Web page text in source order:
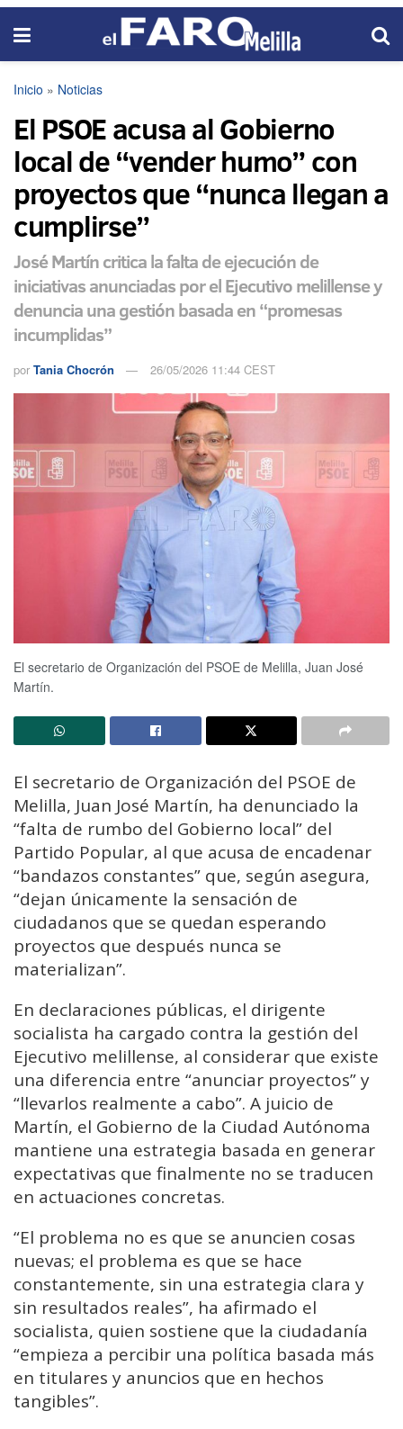
Inicio » Noticias
El PSOE acusa al Gobierno
local de “vender humo” con
proyectos que “nunca llegan a
cumplirse”
José Martín critica la falta de ejecución de
iniciativas anunciadas por el Ejecutivo melillense y
denuncia una gestión basada en “promesas
incumplidas”
por Tania Chocrón 26/05/2026 11:44 CEST
El secretario de Organización del PSOE de Melilla, Juan José
Martín.
El secretario de Organización del PSOE de
Melilla, Juan José Martín, ha denunciado la
“falta de rumbo del Gobierno local” del
Partido Popular, al que acusa de encadenar
“bandazos constantes” que, según asegura,
“dejan únicamente la sensación de
ciudadanos que se quedan esperando
proyectos que después nunca se
materializan”.
En declaraciones públicas, el dirigente
socialista ha cargado contra la gestión del
Ejecutivo melillense, al considerar que existe
una diferencia entre “anunciar proyectos” y
“llevarlos realmente a cabo”. A juicio de
Martín, el Gobierno de la Ciudad Autónoma
mantiene una estrategia basada en generar
expectativas que finalmente no se traducen
en actuaciones concretas.
“El problema no es que se anuncien cosas
nuevas; el problema es que se hace
constantemente, sin una estrategia clara y
sin resultados reales”, ha afirmado el
socialista, quien sostiene que la ciudadanía
“empieza a percibir una política basada más
en titulares y anuncios que en hechos
tangibles”.